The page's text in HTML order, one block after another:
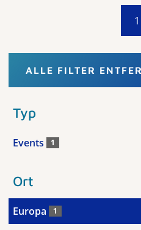
1
ALLE FILTER
Typ
Events 1
Ort
Europa 1